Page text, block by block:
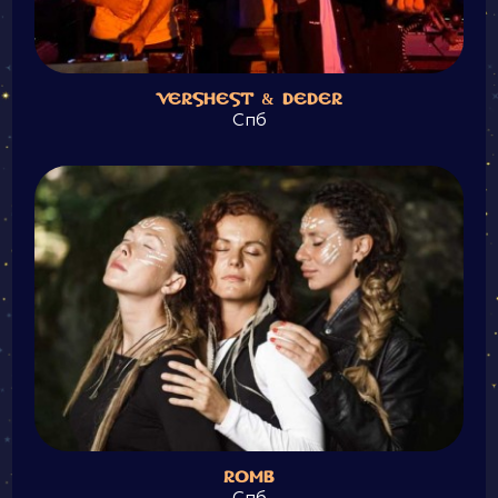
VERSHEST & DEDER
Спб
ROMB